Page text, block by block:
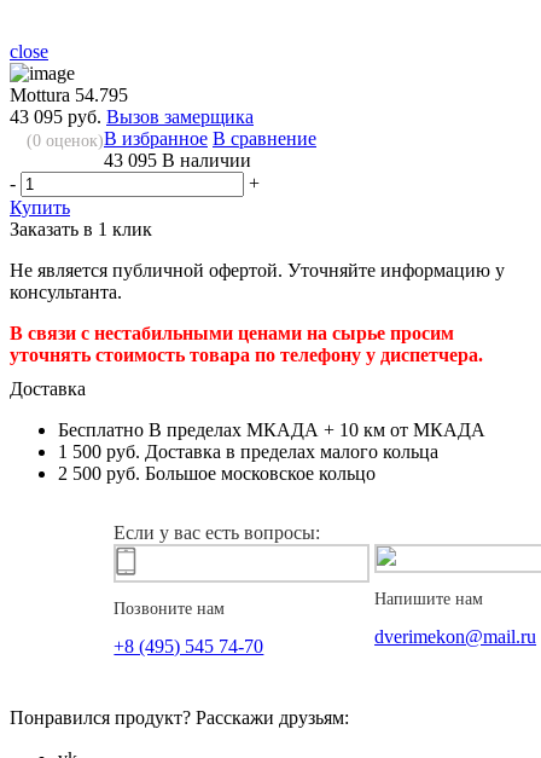
close
Mottura 54.795
43 095 руб. Вызов замерщика
(0 оценок)В избранное В сравнение
43 095 В наличии
-
+
Купить
Заказать в 1 клик
Не является публичной офертой. Уточняйте информацию у
консультанта.
В связи с нестабильными ценами на сырье просим
уточнять стоимость товара по телефону у диспетчера.
Доставка
Бесплатно В пределах МКАДА + 10 км от МКАДА
1 500 руб. Доставка в пределах малого кольца
2 500 руб. Большое московское кольцо
Если у вас есть вопросы:
Позвоните нам
+8 (495) 545 74-70
Напишите нам
dverimekon@mail.ru
Понравился продукт? Расскажи друзьям: